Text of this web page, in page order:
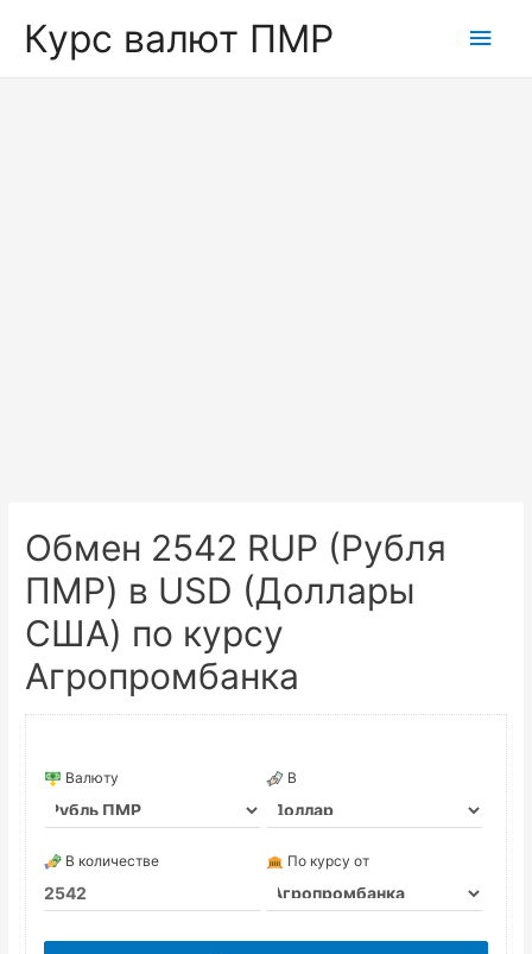
Курс валют ПМР
Обмен 2542 RUP (Рубля
ПМР) в USD (Доллары
США) по курсу
Агропромбанка
Валюту В
В количестве По курсу от